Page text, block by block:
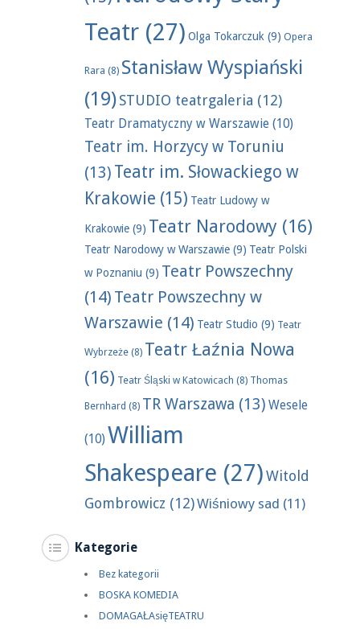
Teatr(27) Olga Tokarczuk(9) Opera
Rara (8) Stanisław Wyspiański
(19)STUDIO teatrgaleria (12)
Teatr Dramatyczny w Warszawie (10)
Teatr im. Horzycy w Toruniu
(13) Teatr im. Słowackiego w
Krakowie (15) Teatr Ludowy w
Krakowie(9) Teatr Narodowy(16)
Teatr Narodowy w Warszawie(9) Teatr Polski
w Poznaniu (9) Teatr Powszechny
(14) Teatr Powszechny w
Warszawie (14) Teatr Studio (9) Teatr
Wybrzeże(8) Teatr Łaźnia Nowa
(16) Teatr Śląski w Katowicach (8) Thomas
Bernhard (8) TR Warszawa (13) Wesele
(10) William
Shakespeare (27)Witold
Gombrowicz (12)Wiśniowy sad (11)
Kategorie
Bez kategorii
BOSKA KOMEDIA
DOMAGAŁAsięTEATRU